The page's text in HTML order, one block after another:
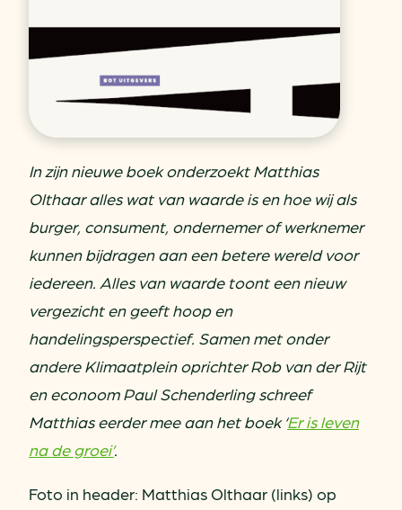
In zijn nieuwe boek onderzoekt Matthias
Olthaar alles wat van waarde is en hoe wij als
burger, consument, ondernemer of werknemer
kunnen bijdragen aan een betere wereld voor
iedereen. Alles van waarde toont een nieuw
vergezicht en geeft hoop en
handelingsperspectief. Samen met onder
andere Klimaatplein oprichter Rob van der Rijt
en econoom Paul Schenderling schreef
Matthias eerder mee aan het boek ‘Er is leven
na de groei’.
Foto in header: Matthias Olthaar (links) op